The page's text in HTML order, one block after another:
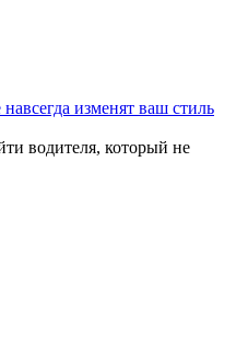
изменят ваш стиль
водителя, который не